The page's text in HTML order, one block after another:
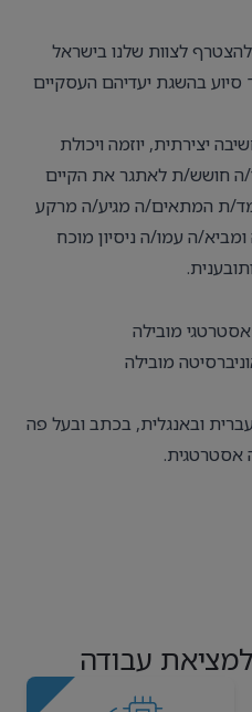
לצוות שלנו בישראל
סיוע בהשגת יעדיהם העסקיים
יצירתית, יוזמה ויכולת
ה חושש/ת לאתגר את הקיים
ת המתאים/ה מגיע/ה מרקע
ה עמו/ה ניסיון מוכח
מובילה
ובאנגלית, בכתב ובעל פה
אסטרטגית.
עבודה